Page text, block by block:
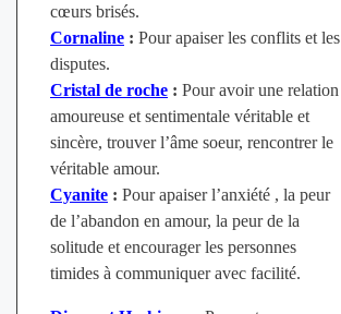
cœurs brisés.
Cornaline: Pour apaiser les conflits et les
disputes.
Cristal de roche: Pour avoir une relation
amoureuse et sentimentale véritable et
sincère, trouver l’âme soeur, rencontrer le
véritable amour.
Cyanite: Pour apaiser l’anxiété , la peur
de l’abandon en amour, la peur de la
solitude et encourager les personnes
timides à communiquer avec facilité.